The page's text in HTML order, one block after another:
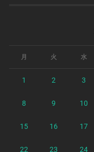
月 火 水
1 2 3
8 9 10
15 16 17
22 23 24